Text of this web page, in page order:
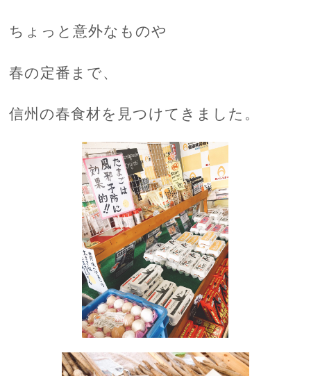
ちょっと意外なものや
春の定番まで、
信州の春食材を見つけてきました。